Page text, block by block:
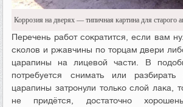
Коррозия на дверях — типичная картина для старого
Перечень работ сократится, если вам
сколов и ржавчины по торцам двери
царапины на лицевой части. В
потребуется снимать или
царапины затронули только слой лака,
не придётся, достаточно